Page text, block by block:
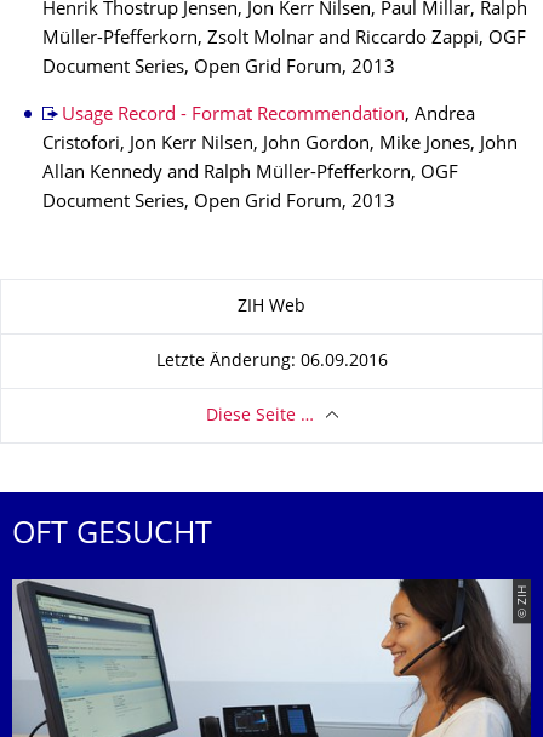
Henrik Thostrup Jensen, Jon Kerr Nilsen, Paul Millar, Ralph
Müller-Pfefferkorn, Zsolt Molnar and Riccardo Zappi, OGF
Document Series, Open Grid Forum, 2013
Usage Record - Format Recommendation, Andrea
Cristofori, Jon Kerr Nilsen, John Gordon, Mike Jones, John
Allan Kennedy and Ralph Müller-Pfefferkorn, OGF
Document Series, Open Grid Forum, 2013
ZIH Web
Letzte Änderung: 06.09.2016
Diese Seite …
OFT GESUCHT
© ZIH